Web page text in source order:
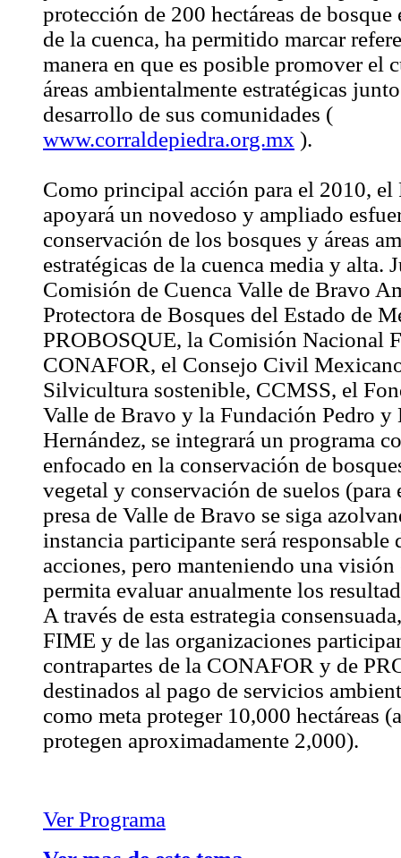
protección de 200 hectáreas de bosque
de la cuenca, ha permitido marcar
manera en que es posible promover el
áreas ambientalmente estratégicas
desarrollo de sus comunidades (
www.corraldepiedra.org.mx ).
Como principal acción para el 2010, el
apoyará un novedoso y ampliado
conservación de los bosques y áreas
estratégicas de la cuenca media y alta.
Comisión de Cuenca Valle de Bravo
Protectora de Bosques del Estado de
PROBOSQUE, la Comisión Nacional
CONAFOR, el Consejo Civil
Silvicultura sostenible, CCMSS, el
Valle de Bravo y la Fundación Pedro y
Hernández, se integrará un programa
enfocado en la conservación de
vegetal y conservación de suelos (para
presa de Valle de Bravo se siga
instancia participante será responsable
acciones, pero manteniendo una
permita evaluar anualmente los
A través de esta estrategia
FIME y de las organizaciones
contrapartes de la CONAFOR y de
destinados al pago de servicios
como meta proteger 10,000 hectáreas
protegen aproximadamente 2,000).
Ver Programa